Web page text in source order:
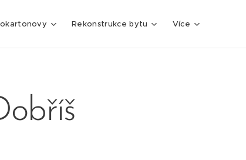
Rekonstrukce bytu Více